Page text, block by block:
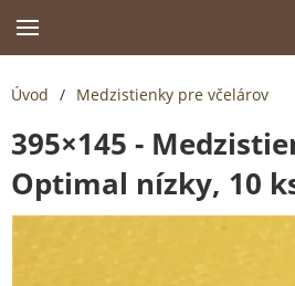
Úvod / Medzistienky pre včelárov
395×145 -
Optimal nízky, 10